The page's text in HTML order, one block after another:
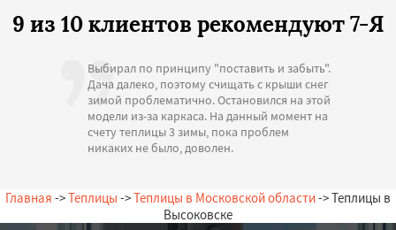
9 из 10 клиентов рекомендуют 7-Я
Выбирал по принципу "поставить и забыть".
Дача далеко, поэтому счищать с крыши снег
зимой проблематично. Остановился на этой
модели из-за каркаса. На данный момент на
счету теплицы 3 зимы, пока проблем
никаких не было, доволен.
Главная ->Теплицы ->Теплицы в Московской области-> Теплицы в
Высоковске